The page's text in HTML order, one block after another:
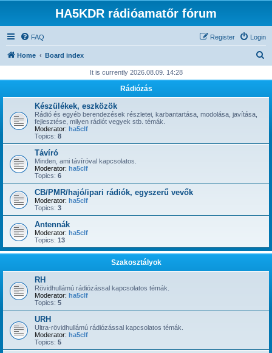
HA5KDR rádióamatőr fórum
FAQ Login
Register
Home Board index
r
It is currently 2026.08.09. 14:28
Rádiózás
Készülékek, eszközök
Rádió és egyéb berendezések részletei, karbantartása, modolása, javítása,
fejlesztése, milyen rádiót vegyek stb. témák.
Moderator: ha5clf
Topics: 8
Távíró
Minden, ami távíróval kapcsolatos.
Moderator: ha5clf
Topics: 6
CB/PMR/hajó/ipari rádiók, egyszerű vevők
Moderator: ha5clf
Topics: 3
Antennák
Moderator: ha5clf
Topics: 13
Szakosztályok
RH
Rövidhullámú rádiózással kapcsolatos témák.
Moderator: ha5clf
Topics: 5
URH
Ultra-rövidhullámú rádiózással kapcsolatos témák.
Moderator: ha5clf
Topics: 5